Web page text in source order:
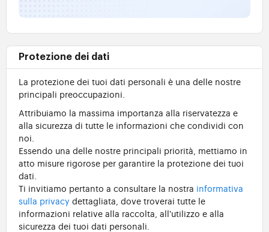
Protezione dei dati
La protezione dei tuoi dati personali è una delle nostre
principali preoccupazioni.
Attribuiamo la massima importanza alla riservatezza e
alla sicurezza di tutte le informazioni che condividi con
noi.
Essendo una delle nostre principali priorità, mettiamo in
atto misure rigorose per garantire la protezione dei tuoi
dati.
Ti invitiamo pertanto a consultare la nostra informativa
sulla privacy dettagliata, dove troverai tutte le
informazioni relative alla raccolta, all'utilizzo e alla
sicurezza dei tuoi dati personali.